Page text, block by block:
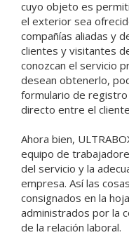
cuyo objeto es
el exterior sea
compañías aliadas y
clientes y visitantes
conozcan el servicio
desean obtenerlo,
formulario de registro
directo entre el
Ahora bien,
equipo de
del servicio y la
empresa. Así las
consignados en la
administrados por la
de la relación laboral.